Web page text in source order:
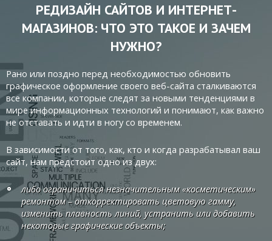
РЕДИЗАЙН САЙТОВ И ИНТЕРНЕТ-
МАГАЗИНОВ: ЧТО ЭТО ТАКОЕ И ЗАЧЕМ
НУЖНО?
Рано или поздно перед необходимостью обновить
графическое оформление своего веб-сайта сталкиваются
все компании, которые следят за новыми тенденциями в
мире информационных технологий и понимают, как важно
не отставать и идти в ногу со временем.
В зависимости от того, как, кто и когда разрабатывал ваш
сайт, нам предстоит одно из двух:
либо ограничиться незначительным «косметическим»
ремонтом – откорректировать цветовую гамму,
изменить плавность линий, устранить или добавить
некоторые графические объекты;